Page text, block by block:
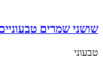
שושני שמרים
טבעוני